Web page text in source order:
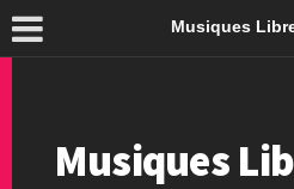
Musiques
Musiques